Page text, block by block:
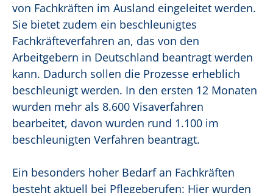
von Fachkräften im Ausland eingeleitet werden.
Sie bietet zudem ein beschleunigtes
Fachkräfteverfahren an, das von den
Arbeitgebern in Deutschland beantragt werden
kann. Dadurch sollen die Prozesse erheblich
beschleunigt werden. In den ersten 12 Monaten
wurden mehr als 8.600 Visaverfahren
bearbeitet, davon wurden rund 1.100 im
beschleunigten Verfahren beantragt.
Ein besonders hoher Bedarf an Fachkräften
besteht aktuell bei Pflegeberufen: Hier wurden